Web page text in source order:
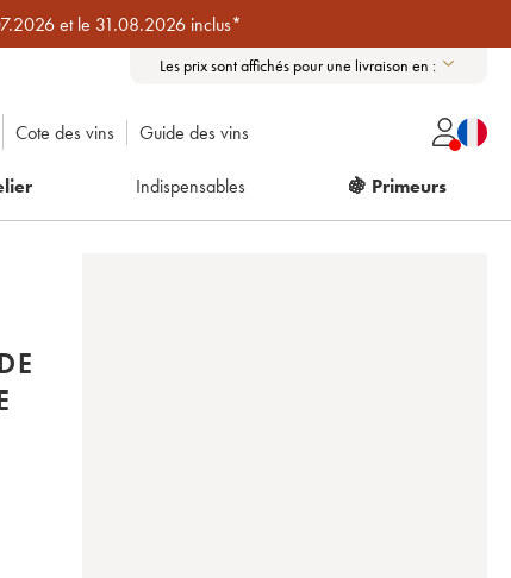
et le 31.08.2026 inclus*
Les prix sont affichés pour une livraison en :
Cote des vins Guide des vins
Indispensables 🍇 Primeurs